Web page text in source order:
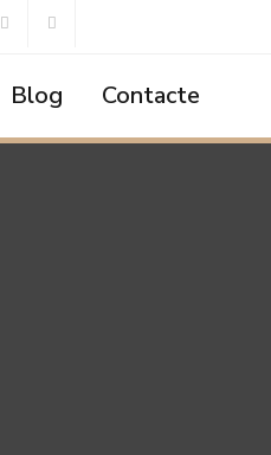
Blog Contacte